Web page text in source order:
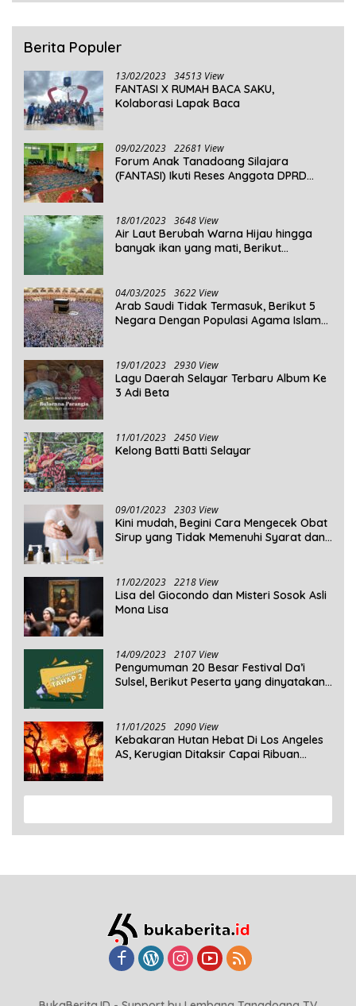
Berita Populer
13/02/2023 34513 View
FANTASI X RUMAH BACA SAKU,
Kolaborasi Lapak Baca
09/02/2023 22681 View
Forum Anak Tanadoang Silajara
(FANTASI) Ikuti Reses Anggota DPRD
18/01/2023 3648 View
Air Laut Berubah Warna Hijau hingga
banyak ikan yang mati, Berikut
04/03/2025 3622 View
Arab Saudi Tidak Termasuk, Berikut 5
Negara Dengan Populasi Agama Islam
19/01/2023 2930 View
Lagu Daerah Selayar Terbaru Album Ke
3 Adi Beta
11/01/2023 2450 View
Kelong Batti Batti Selayar
09/01/2023 2303 View
Kini mudah, Begini Cara Mengecek Obat
Sirup yang Tidak Memenuhi Syarat dan
11/02/2023 2218 View
Lisa del Giocondo dan Misteri Sosok Asli
Mona Lisa
14/09/2023 2107 View
Pengumuman 20 Besar Festival Da’i
Sulsel, Berikut Peserta yang dinyatakan
11/01/2025 2090 View
Kebakaran Hutan Hebat Di Los Angeles
AS, Kerugian Ditaksir Capai Ribuan